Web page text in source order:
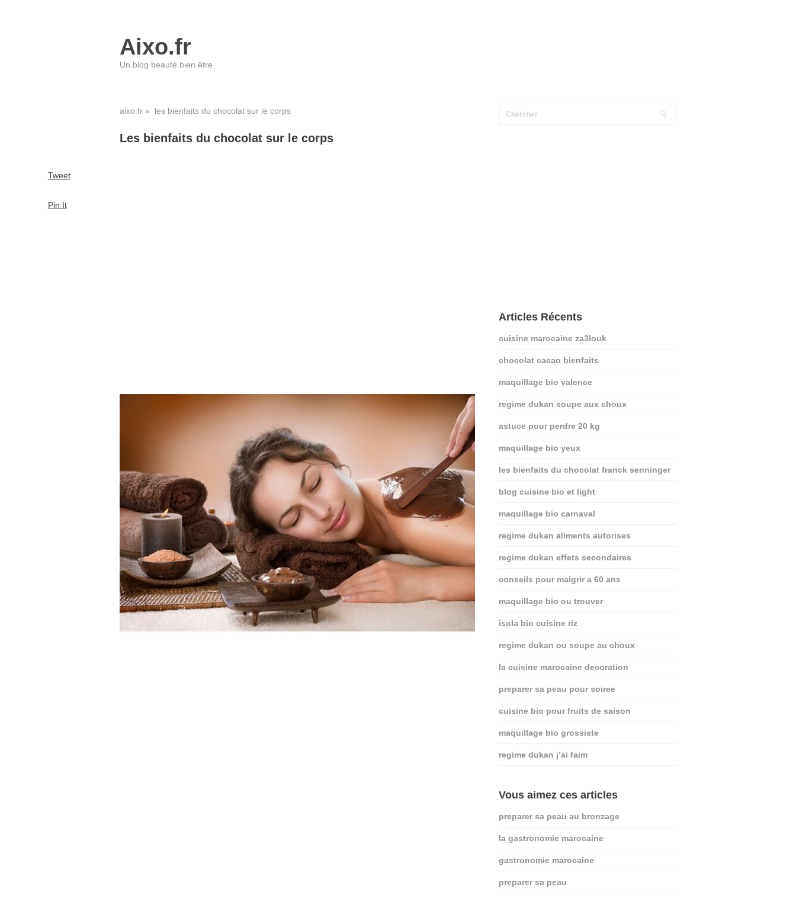
Aixo.fr
Un blog beauté bien être
aixo.fr» les bienfaits du chocolat sur le corps
Les bienfaits du chocolat sur le corps
Tweet
Pin It
Articles Récents
cuisine marocaine za3louk
chocolat cacao bienfaits
maquillage bio valence
regime dukan soupe aux choux
astuce pour perdre 20 kg
maquillage bio yeux
les bienfaits du chocolat franck senninger
blog cuisine bio et light
maquillage bio carnaval
regime dukan aliments autorises
regime dukan effets secondaires
conseils pour maigrir a 60 ans
maquillage bio ou trouver
isola bio cuisine riz
regime dukan ou soupe au choux
la cuisine marocaine decoration
preparer sa peau pour soiree
cuisine bio pour fruits de saison
maquillage bio grossiste
regime dukan j’ai faim
Vous aimez ces articles
preparer sa peau au bronzage
la gastronomie marocaine
gastronomie marocaine
preparer sa peau